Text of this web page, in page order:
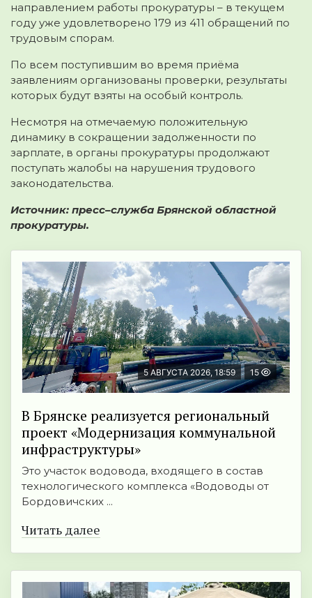
направлением работы прокуратуры – в текущем
году уже удовлетворено 179 из 411 обращений по
трудовым спорам.
По всем поступившим во время приёма
заявлениям организованы проверки, результаты
которых будут взяты на особый контроль.
Несмотря на отмечаемую положительную
динамику в сокращении задолженности по
зарплате, в органы прокуратуры продолжают
поступать жалобы на нарушения трудового
законодательства.
Источник: пресс–служба Брянской областной
прокуратуры.
5 АВГУСТА 2026, 18:59 15
В Брянске реализуется региональный
проект «Модернизация коммунальной
инфраструктуры»
Это участок водовода, входящего в состав
технологического комплекса «Водоводы от
Бордовичских ...
Читать далее